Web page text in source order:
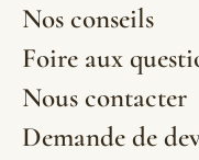
Nos conseils
Foire aux
Nous contacter
Demande de